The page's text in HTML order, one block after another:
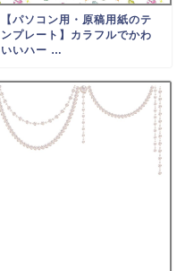
【パソコン用・原稿用紙のテ
ンプレート】カラフルでかわ
いいハー …